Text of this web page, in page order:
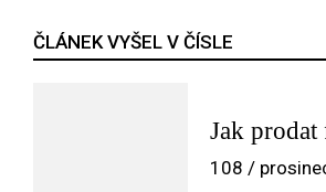
ČLÁNEK VYŠEL V ČÍSLE
Jak
108 /